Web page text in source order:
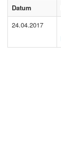
Datum
24.04.2017